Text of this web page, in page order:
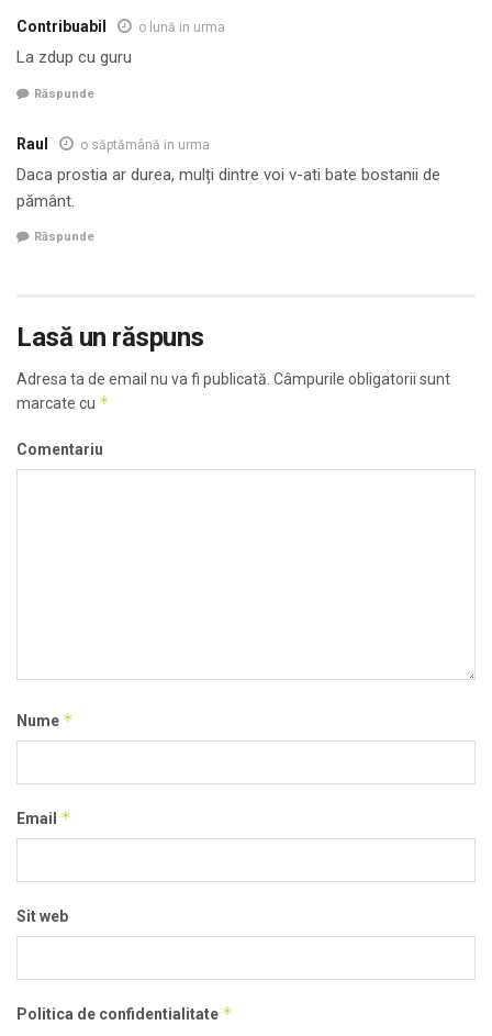
Contribuabil o lună in urma
La zdup cu guru
Răspunde
Raul o săptămână in urma
Daca prostia ar durea, mulți dintre voi v-ati bate bostanii de
pământ.
Răspunde
Lasă un răspuns
Adresa ta de email nu va fi publicată. Câmpurile obligatorii sunt
marcate cu *
Comentariu
Nume *
Email *
Sit web
Politica de confidentialitate *